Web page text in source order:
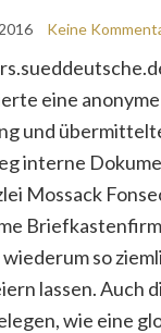
Keine
eine
und
interne
Mossack
so
lassen. Auch
wie eine